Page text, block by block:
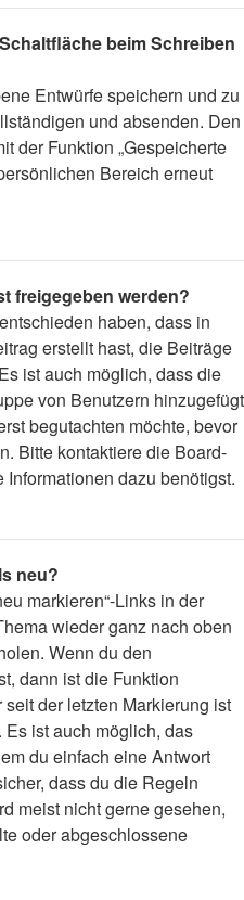
beim Schreiben
Entwürfe speichern und zu
und absenden. Den
der Funktion „Gespeicherte
Bereich erneut
freigegeben werden?
haben, dass in
erstellt hast, die Beiträge
ist auch möglich, dass die
von Benutzern hinzugefügt
begutachten möchte, bevor
Bitte kontaktiere die Board-
dazu benötigst.
neu?
markieren“-Links in der
wieder ganz nach oben
Wenn du den
dann ist die Funktion
der letzten Markierung ist
ist auch möglich, das
du einfach eine Antwort
dass du die Regeln
meist nicht gerne gesehen,
oder abgeschlossene